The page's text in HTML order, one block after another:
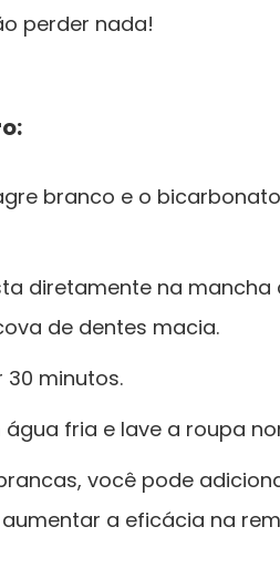
perder nada!
branco e o
diretamente na
de dentes macia.
30 minutos.
água fria e lave a roupa
você pode
a eficácia na